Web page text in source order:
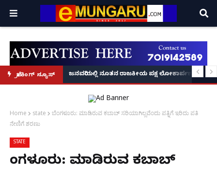
ಬ್ರೇಕಿಂಗ್ ನ್ಯೂಸ್
ಕಥೆ!
8 ಅಡಿಗೂ ಹೆಚ್ಚು ಉದ್ದದ ಕೂದಲು ಬೆಳೆಸಿ ಗಿನ್ನಿಸ್ ವಿಶ್ವ ದಾಖಲೆ ಬರೆದ ಭಾರತದ ರೇಣು
ಜನವರಿಯಲ್ಲಿ ನೂತನ ರಾಜಕೀಯ ಪಕ್ಷ ಲೋಕಾರ್ಪಣೆ – ನಟ
Home state
ಬೆಂಗಳೂರು: ಮಾಡಿರುವ ಕಬಾಬ್ ಸರಿಯಾಗಿಲ್ಲವೆಂದು ಪತ್ನಿಗೆ ಇರಿದು ಪತಿ
ನೇಣಿಗೆ ಶರಣು
STATE
ಬೆಂಗಳೂರು: ಮಾಡಿರುವ ಕಬಾಬ್